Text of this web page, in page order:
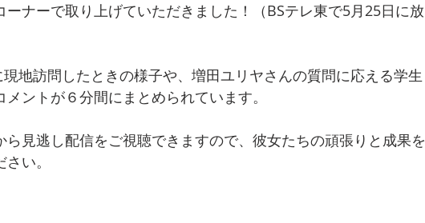
ーナーで取り上げていただきました！（BSテレ東で5月25日に放
地訪問したときの様子や、増田ユリヤさんの質問に応える学生
メントが６分間にまとめられています。
ら見逃し配信をご視聴できますので、彼女たちの頑張りと成果を
い。